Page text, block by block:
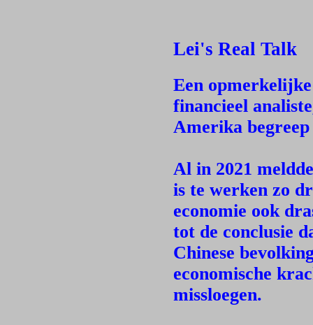
Lei's Real Talk
Een
financieel
Amerika begreep
Al in 2021
is te werken zo
economie ook
tot de conclusie
Chinese
economische
missloegen.